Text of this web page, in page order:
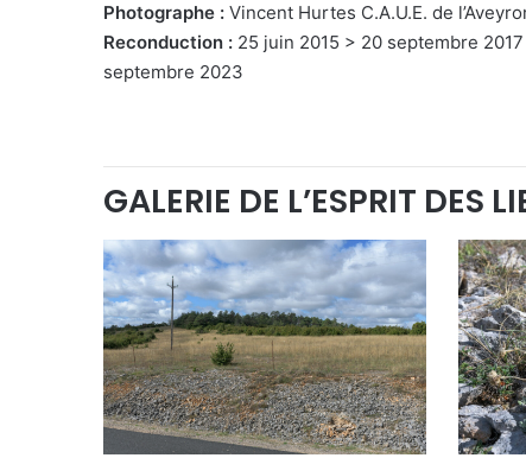
Photographe : Vincent Hurtes C.A.U.E. de
Reconduction : 25 juin 2015 > 20 septembre
septembre 2023
GALERIE DE L’ESPRIT DES